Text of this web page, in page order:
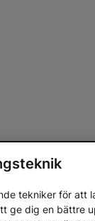
tekniker för
ge dig en bättre